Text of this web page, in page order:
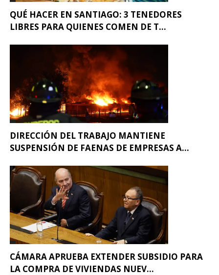
QUÉ HACER EN SANTIAGO: 3 TENEDORES
LIBRES PARA QUIENES COMEN DE T...
DIRECCIÓN DEL TRABAJO MANTIENE
SUSPENSIÓN DE FAENAS DE EMPRESAS A...
CÁMARA APRUEBA EXTENDER SUBSIDIO PARA
LA COMPRA DE VIVIENDAS NUEV...